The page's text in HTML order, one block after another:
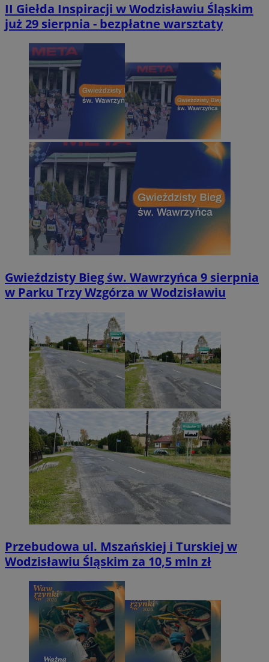
II Giełda Inspiracji w Wodzisławiu Śląskim
już 29 sierpnia - bezpłatne warsztaty
Gwieździsty Bieg św. Wawrzyńca 9 sierpnia
w Parku Trzy Wzgórza w Wodzisławiu
Przebudowa ul. Mszańskiej i Turskiej w
Wodzisławiu Śląskim za 10,5 mln zł